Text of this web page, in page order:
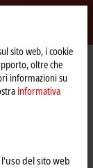
sito web, i cookie
oltre che
informazioni su
informativa
del sito web